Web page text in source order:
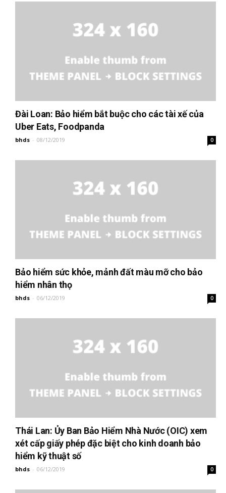
Đài Loan: Bảo hiểm bắt buộc cho các tài xế của
Uber Eats, Foodpanda
bhds - 08/12/2019 0
Bảo hiểm sức khỏe, mảnh đất màu mỡ cho bảo
hiểm nhân thọ
bhds - 06/12/2019 0
Thái Lan: Ủy Ban Bảo Hiểm Nhà Nước (OIC) xem
xét cấp giấy phép đặc biệt cho kinh doanh bảo
hiểm kỹ thuật số
bhds - 06/12/2019 0